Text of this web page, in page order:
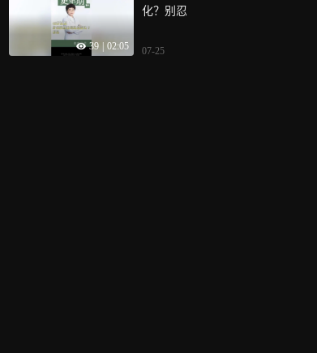
39 02:05
化？别忍
07-25